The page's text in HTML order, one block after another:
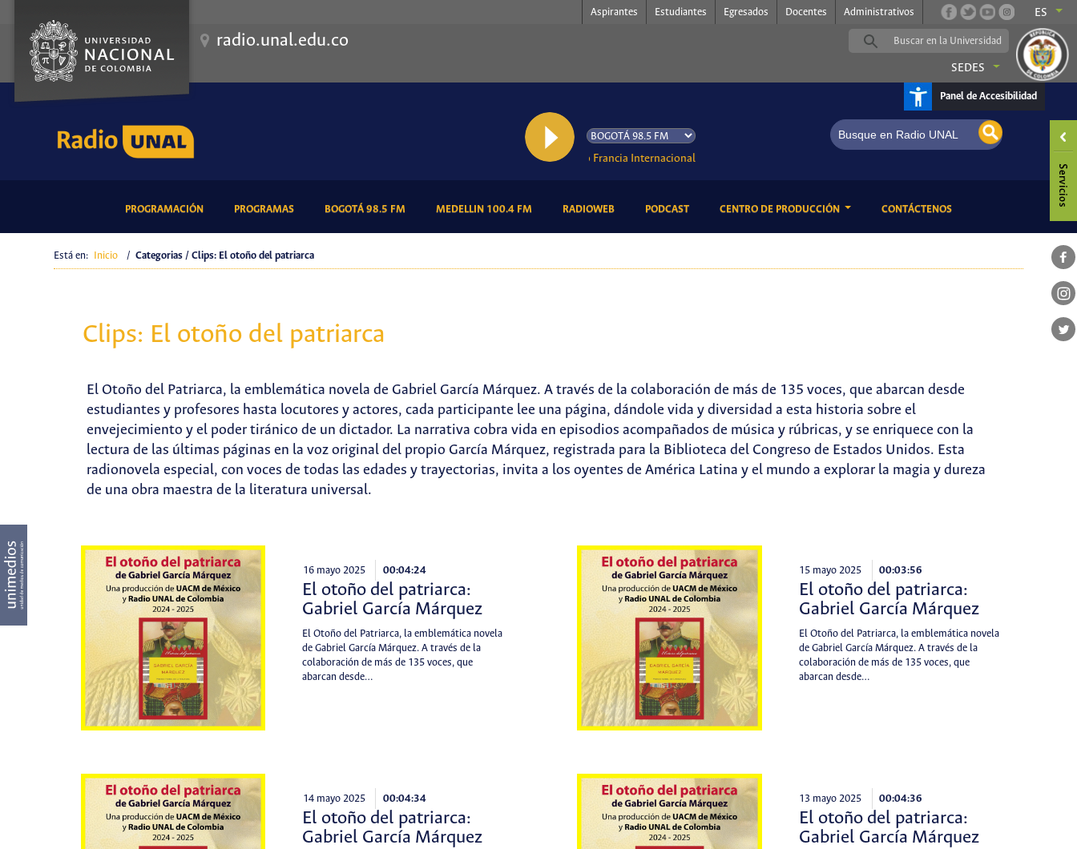
Aspirantes Estudiantes Egresados Docentes Administrativos ES
radio.unal.edu.co
SEDES
Panel de Accesibilidad
AL AIRE: Radio Francia Internacional
PROGRAMACIÓN(CURRENT)PROGRAMAS(CURRENT)BOGOTÁ 98.5 FM(CURRENT)MEDELLIN 100.4 FM(CURRENT)RADIOWEB(CURRENT)PODCAST(CURRENT)CENTRO DE PRODUCCIÓN CONTÁCTENOS(CURRENT)
Está en: Inicio / Categorias / Clips: El otoño del patriarca
Clips: El otoño del patriarca
El Otoño del Patriarca, la emblemática novela de Gabriel García Márquez. A través de la colaboración de más de 135 voces, que abarcan desde
estudiantes y profesores hasta locutores y actores, cada participante lee una página, dándole vida y diversidad a esta historia sobre el
envejecimiento y el poder tiránico de un dictador. La narrativa cobra vida en episodios acompañados de música y rúbricas, y se enriquece con la
lectura de las últimas páginas en la voz original del propio García Márquez, registrada para la Biblioteca del Congreso de Estados Unidos. Esta
radionovela especial, con voces de todas las edades y trayectorias, invita a los oyentes de América Latina y el mundo a explorar la magia y dureza
de una obra maestra de la literatura universal.
16 mayo 2025 00:04:24
El otoño del patriarca:
Gabriel García Márquez
El Otoño del Patriarca, la emblemática novela
de Gabriel García Márquez. A través de la
colaboración de más de 135 voces, que
abarcan desde…
15 mayo 2025 00:03:56
El otoño del patriarca:
Gabriel García Márquez
El Otoño del Patriarca, la emblemática novela
de Gabriel García Márquez. A través de la
colaboración de más de 135 voces, que
abarcan desde…
14 mayo 2025 00:04:34
El otoño del patriarca:
Gabriel García Márquez
13 mayo 2025 00:04:36
El otoño del patriarca:
Gabriel García Márquez